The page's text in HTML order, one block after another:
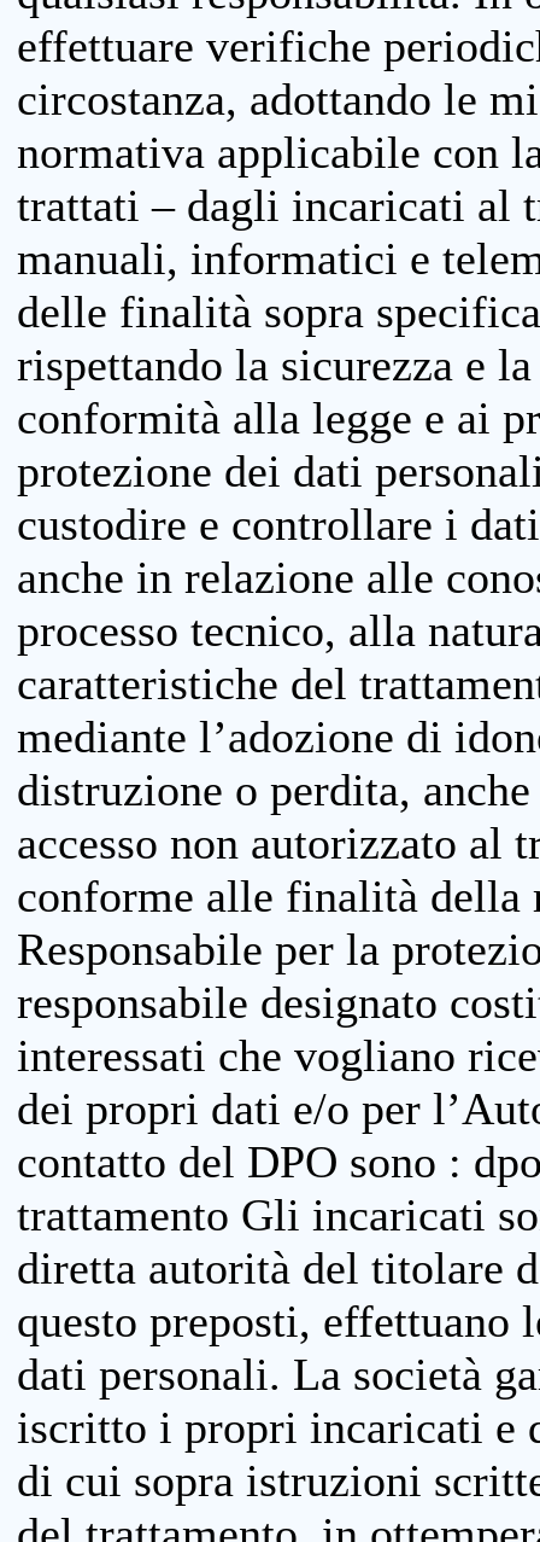
effettuare verifiche
circostanza, adottando le
normativa applicabile con
trattati – dagli incaricati al
manuali, informatici e
delle finalità sopra
rispettando la sicurezza e
conformità alla legge e ai
protezione dei dati
custodire e controllare i
anche in relazione alle
processo tecnico, alla
caratteristiche del
mediante l’adozione di
distruzione o perdita,
accesso non autorizzato al
conforme alle finalità della
Responsabile per la
responsabile designato
interessati che vogliano
dei propri dati e/o per
contatto del DPO sono :
trattamento Gli incaricati
diretta autorità del titolare
questo preposti, effettuano
dati personali. La società
iscritto i propri incaricati e
di cui sopra istruzioni